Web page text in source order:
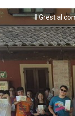
Il Grest al